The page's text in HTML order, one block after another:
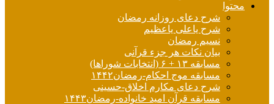
محتوا
شرح دعای روزانه رمضان
شرح یاعلی یاعظیم
نسیم رمضان
بیان نکات هر جزء قرآنی
مسابقه ۱۳ + ۶ (انتخابات شوراها)
مسابقه موج احکام-رمضان۱۴۴۲
شرح دعای مکارم اخلاق-حسینی
مسابقه قرآن امید خانواده-رمضان۱۴۴۳